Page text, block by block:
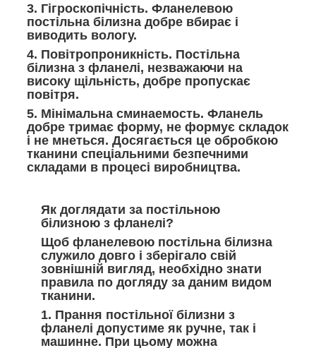
3. Гігроскопічність. Фланелевою
постільна білизна добре вбирає і
виводить вологу.
4. Повітропроникність. Постільна
білизна з фланелі, незважаючи на
високу щільність, добре пропускає
повітря.
5. Мінімальна сминаемость. Фланель
добре тримає форму, не формує складок
і не мнеться. Досягається це обробкою
тканини спеціальними безпечними
складами в процесі виробництва.
Як доглядати за постільною
білизною з фланелі?
Щоб фланелевою постільна білизна
служило довго і зберігало свій
зовнішній вигляд, необхідно знати
правила по догляду за даним видом
тканини.
1. Прання постільної білизни з
фланелі допустиме як ручне, так і
машинне. При цьому можна